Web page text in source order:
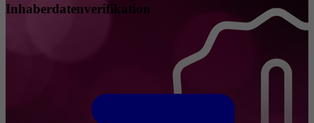
Inhaberdatenverifikation